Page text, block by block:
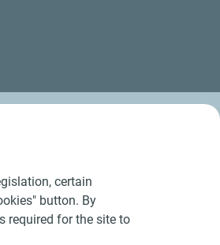
certain
button. By
required for the site to